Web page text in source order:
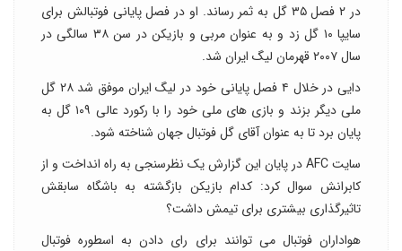
در ۲ فصل ۳۵ گل به ثمر رساند. او در فصل پایانی فوتبالش برای
سایپا ۱۰ گل زد و به عنوان مربی و بازیکن در سن ۳۸ سالگی در
سال ۲۰۰۷ قهرمان لیگ ایران شد.
دایی در خلال ۴ فصل پایانی خود در لیگ ایران موفق شد ۲۸ گل
ملی دیگر بزند و بازی های ملی خود را با رکورد عالی ۱۰۹ گل به
پایان برد تا به عنوان آقای گل فوتبال جهان شناخته شود.
سایت AFC در پایان این گزارش یک نظرسنجی به راه انداخت و از
کابرانش سوال کرد: کدام بازیکن بازگشته به باشگاه سابقش
تاثیرگذاری بیشتری برای تیمش داشت؟
هواداران فوتبال می توانند برای رای دادن به اسطوره فوتبال